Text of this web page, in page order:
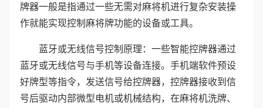
牌器一般是指通过一些无需对麻将机进行复杂安装操
作就能实现控制麻将牌功能的设备或工具。
蓝牙或无线信号控制原理：一些智能控牌器通过
蓝牙或无线信号与手机等设备连接。手机端软件预设
好牌型等指令，发送信号给控牌器，控牌器接收到信
号后驱动内部微型电机或机械结构，在麻将机洗牌、